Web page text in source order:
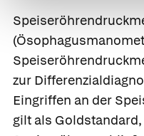
zur
Eingriffen an der
gilt als